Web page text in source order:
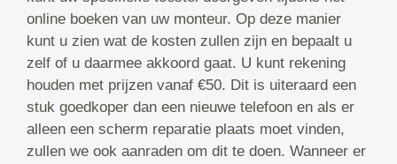
online boeken van uw monteur. Op deze manier
kunt u zien wat de kosten zullen zijn en bepaalt u
zelf of u daarmee akkoord gaat. U kunt rekening
houden met prijzen vanaf €50. Dit is uiteraard een
stuk goedkoper dan een nieuwe telefoon en als er
alleen een scherm reparatie plaats moet vinden,
zullen we ook aanraden om dit te doen. Wanneer er